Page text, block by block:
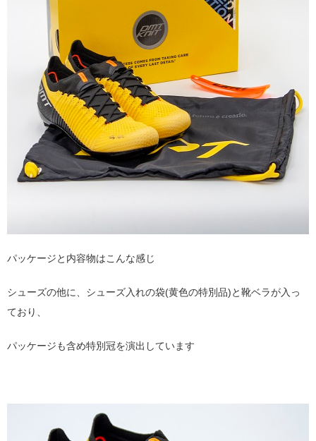
パッケージと内容物はこんな感じ
シューズの他に、シューズ入れの袋(黄色の特別品)と靴ベラが入っ
ており、
パッケージも含め特別冠を演出しています